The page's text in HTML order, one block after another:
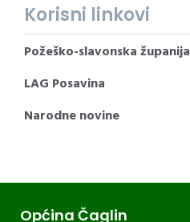
Korisni linkovi
Požeško-slavonska županija
LAG Posavina
Narodne novine
Općina Čaglin